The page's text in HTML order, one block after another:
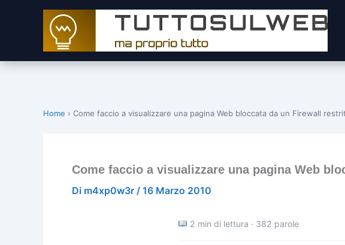
Home › Come faccio a visualizzare una pagina Web bloccata da un Firewall
Come faccio a visualizzare una pagina Web
Di m4xp0w3r / 16 Marzo 2010
2 min di lettura · 382 parole